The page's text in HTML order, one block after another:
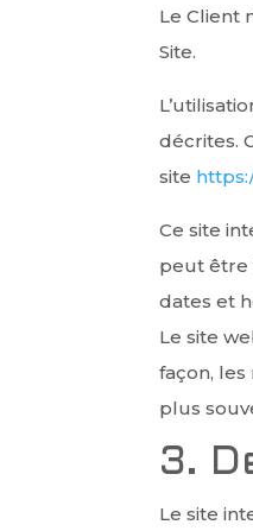
Le Client
Site.
décrites.
site
Ce site
peut être
dates et
Le site
façon,
plus
3.
Le site